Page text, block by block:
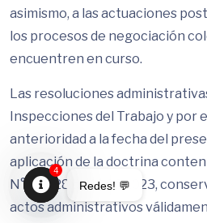
asimismo, a las actuaciones
los procesos de negociación
encuentren en curso.
Las resoluciones
Inspecciones del Trabajo y por
anterioridad a la fecha del
aplicación de la doctrina
N°838/28 de 12.06.2023,
actos administrativos
Redes! 💬
Open
4